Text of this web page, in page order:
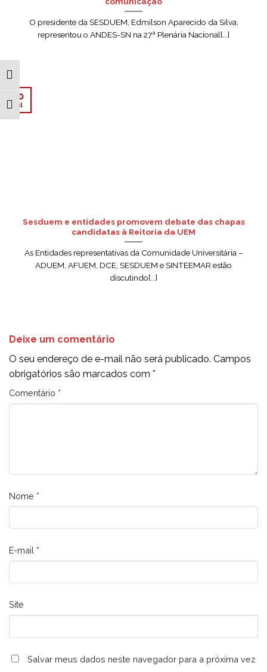
ALTERNAR ALTO CONTRASTE
ALTERNAR TAMANHO DA FONTE
O presidente da SESDUEM, Edmilson Aparecido da Silva,
representou o ANDES-SN na 27ª Plenária Nacional[...]
Sesduem e entidades promovem debate das chapas
candidatas à Reitoria da UEM
As Entidades representativas da Comunidade Universitária –
ADUEM, AFUEM, DCE, SESDUEM e SINTEEMAR estão
discutindo[...]
30
jul
Deixe um comentário
O seu endereço de e-mail não será publicado. Campos
obrigatórios são marcados com *
Comentário *
Nome *
E-mail *
Site
Salvar meus dados neste navegador para a próxima vez